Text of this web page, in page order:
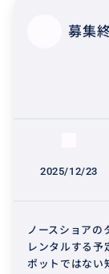
募集
2025/12/23
ノースショアの
レンタルする予
ポットではない